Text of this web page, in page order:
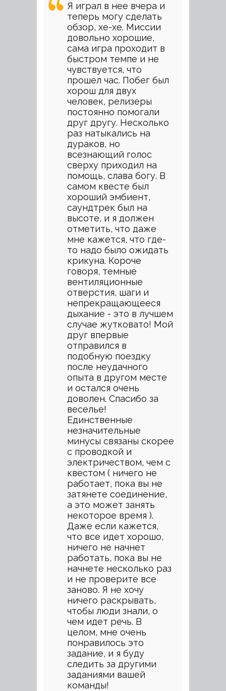
Я играл в нее вчера и
теперь могу сделать
обзор, хе-хе. Миссии
довольно хорошие,
сама игра проходит в
быстром темпе и не
чувствуется, что
прошел час. Побег был
хорош для двух
человек, релизеры
постоянно помогали
друг другу. Несколько
раз натыкались на
дураков, но
всезнающий голос
сверху приходил на
помощь, слава богу. В
самом квесте был
хороший эмбиент,
саундтрек был на
высоте, и я должен
отметить, что даже
мне кажется, что где-
то надо было ожидать
крикуна. Короче
говоря, темные
вентиляционные
отверстия, шаги и
непрекращающееся
дыхание - это в лучшем
случае жутковато! Мой
друг впервые
отправился в
подобную поездку
после неудачного
опыта в другом месте
и остался очень
доволен. Спасибо за
веселье!
Единственные
незначительные
минусы связаны скорее
с проводкой и
электричеством, чем с
квестом ( ничего не
работает, пока вы не
затянете соединение,
а это может занять
некоторое время ).
Даже если кажется,
что все идет хорошо,
ничего не начнет
работать, пока вы не
начнете несколько раз
и не проверите все
заново. Я не хочу
ничего раскрывать,
чтобы люди знали, о
чем идет речь. В
целом, мне очень
понравилось это
задание, и я буду
следить за другими
заданиями вашей
команды!